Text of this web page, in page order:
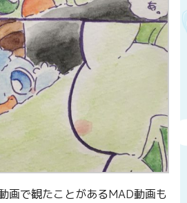
画で観たことがあるMAD動画も